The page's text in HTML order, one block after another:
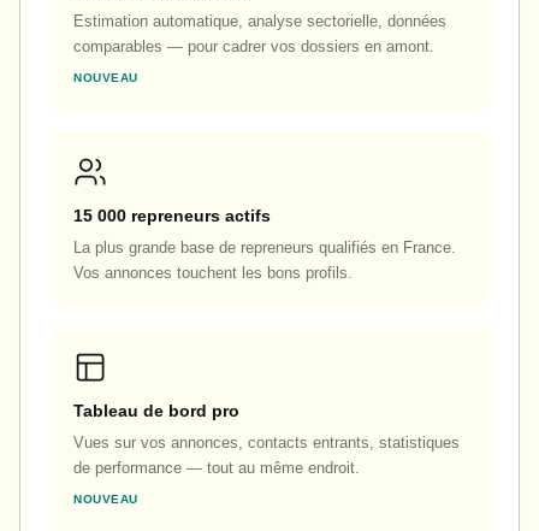
Estimation automatique, analyse sectorielle, données
comparables — pour cadrer vos dossiers en amont.
NOUVEAU
15 000 repreneurs actifs
La plus grande base de repreneurs qualifiés en France.
Vos annonces touchent les bons profils.
Tableau de bord pro
Vues sur vos annonces, contacts entrants, statistiques
de performance — tout au même endroit.
NOUVEAU